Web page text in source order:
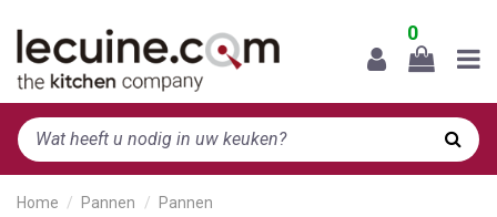
0
Home Pannen Pannen